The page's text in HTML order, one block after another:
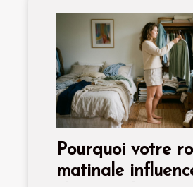
Pourquoi votre
matinale